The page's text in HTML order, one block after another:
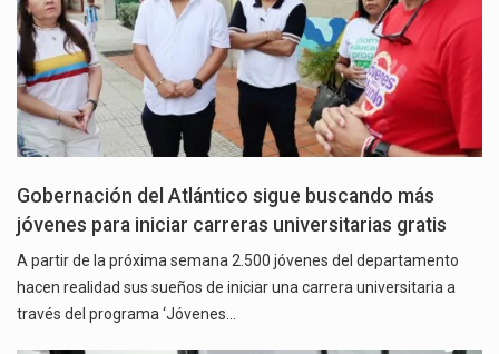
Gobernación del Atlántico sigue buscando más
jóvenes para iniciar carreras universitarias gratis
A partir de la próxima semana 2.500 jóvenes del departamento
hacen realidad sus sueños de iniciar una carrera universitaria a
través del programa ‘Jóvenes…